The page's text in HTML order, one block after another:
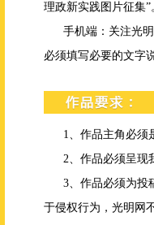
理政新实践图片征集
手机端：关注光
必须填写必要的文字
1、作品主角必须
2、作品必须呈现
3、作品必须为投
于侵权行为，光明网